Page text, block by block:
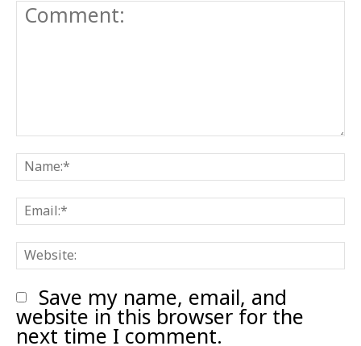
Comment:
Save my name, email, and
website in this browser for the
next time I comment.